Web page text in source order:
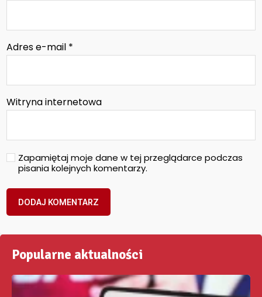
Adres e-mail *
Witryna internetowa
Zapamiętaj moje dane w tej przeglądarce podczas
pisania kolejnych komentarzy.
Popularne aktualności